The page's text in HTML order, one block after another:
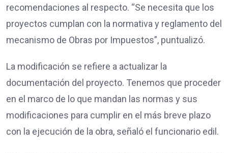
recomendaciones al respecto. “Se necesita que los
proyectos cumplan con la normativa y reglamento del
mecanismo de Obras por Impuestos”, puntualizó.
La modificación se refiere a actualizar la
documentación del proyecto. Tenemos que proceder
en el marco de lo que mandan las normas y sus
modificaciones para cumplir en el más breve plazo
con la ejecución de la obra, señaló el funcionario edil.